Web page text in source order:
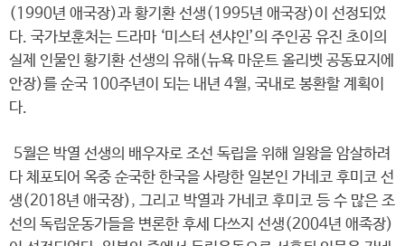
(1990년 애국장)과 황기환 선생(1995년 애국장)이 선정되었
다. 국가보훈처는 드라마 ‘미스터 션샤인’의 주인공 유진 초이의
실제 인물인 황기환 선생의 유해(뉴욕 마운트 올리벳 공동묘지에
안장)를 순국 100주년이 되는 내년 4월, 국내로 봉환할 계획이
다.
5월은 박열 선생의 배우자로 조선 독립을 위해 일왕을 암살하려
다 체포되어 옥중 순국한 한국을 사랑한 일본인 가네코 후미코 선
생(2018년 애국장), 그리고 박열과 가네코 후미코 등 수 많은 조
선의 독립운동가들을 변론한 후세 다쓰지 선생(2004년 애족장)